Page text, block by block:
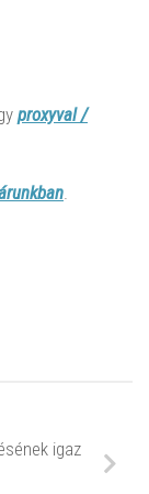
proxyval /
igaz